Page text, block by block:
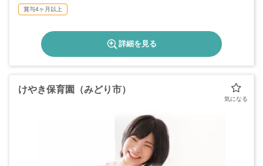
賞与4ヶ月以上
詳細を見る
けやき保育園（みどり市）